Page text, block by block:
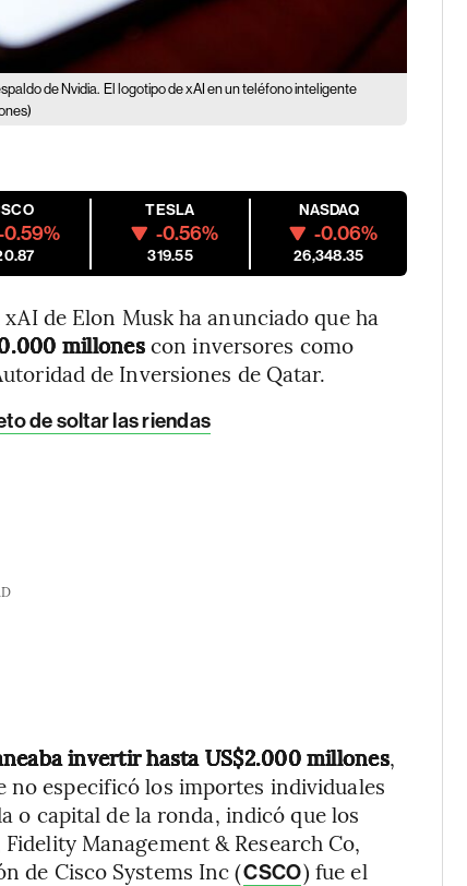
de Nvidia. El logotipo de xAI en un teléfono inteligente
0.59%
TESLA
-0.56%
319.55
NASDAQ
-0.06%
26,348.35
de Elon Musk ha anunciado que ha
millonescon inversores como
de Inversiones de Qatar.
de soltar las riendas
invertir hasta US$2.000 millones,
no especificó los importes individuales
o capital de la ronda, indicó que los
Management & Research Co,
de Cisco Systems Inc (CSCO) fue el